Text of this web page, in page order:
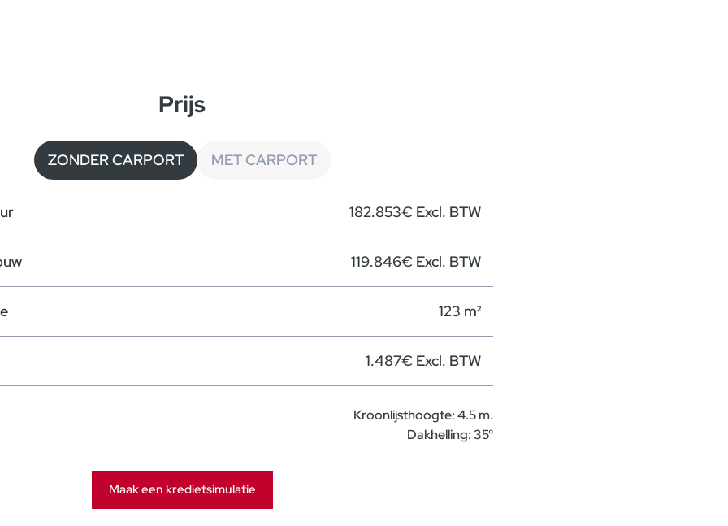
Prijs
ZONDER CARPORT MET CARPORT
182.853€ Excl. BTW
119.846€ Excl. BTW
123 m²
1.487€ Excl. BTW
Kroonlijsthoogte: 4.5 m.
Dakhelling: 35°
192.079€ Excl. BTW
Maak een kredietsimulatie